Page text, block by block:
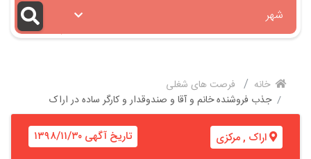
شهر
خانه
فرصت های شغلی
جذب فروشنده خانم و آقا و صندوقدار و کارگر ساده در اراک
اراک ,مرکزی تاریخ آگهی ۱۳۹۸/۱۱/۳۰